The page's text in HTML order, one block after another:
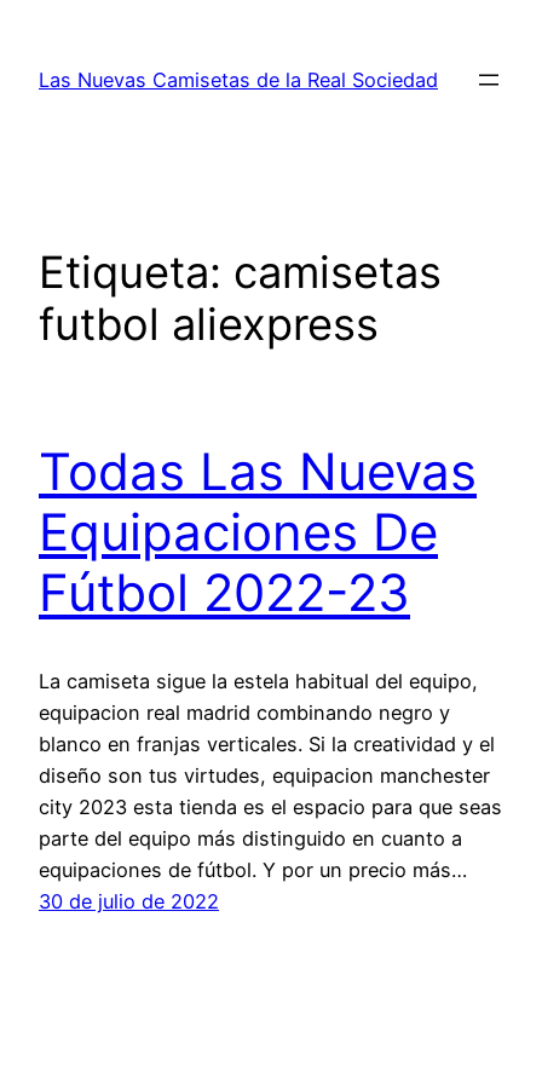
contenido
Las Nuevas Camisetas de la Real Sociedad
Etiqueta: camisetas
futbol aliexpress
Todas Las Nuevas
Equipaciones De
Fútbol 2022-23
La camiseta sigue la estela habitual del equipo,
equipacion real madrid combinando negro y
blanco en franjas verticales. Si la creatividad y el
diseño son tus virtudes, equipacion manchester
city 2023 esta tienda es el espacio para que seas
parte del equipo más distinguido en cuanto a
equipaciones de fútbol. Y por un precio más…
30 de julio de 2022